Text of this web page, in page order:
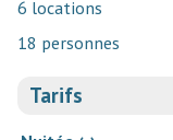
6 locations
18 personnes
Tarifs